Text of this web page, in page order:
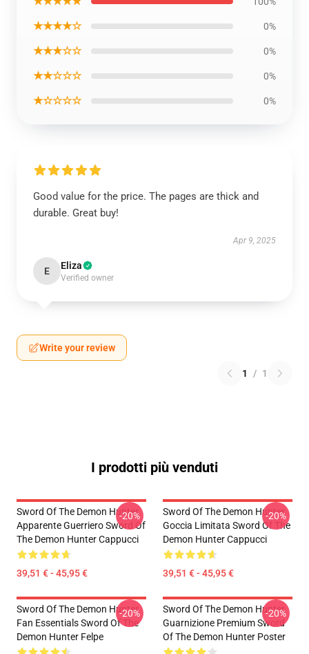
★★★★☆ 0%
★★★☆☆ 0%
★★☆☆☆ 0%
★☆☆☆☆ 0%
Good value for the price. The pages are thick and
durable. Great buy!
Apr 9, 2025
E Eliza
Verified owner
Write your review
1 / 1
I prodotti più venduti
Sword Of The Demon Hunter
Apparente Guerriero Sword Of
The Demon Hunter Cappucci
39,51 € - 45,95 €
-20%
Sword Of The Demon Hunter
Goccia Limitata Sword Of The
Demon Hunter Cappucci
39,51 € - 45,95 €
-20%
Sword Of The Demon Hunter
Fan Essentials Sword Of The
Demon Hunter Felpe
-20%
Sword Of The Demon Hunter
Guarnizione Premium Sword
Of The Demon Hunter Poster
-20%